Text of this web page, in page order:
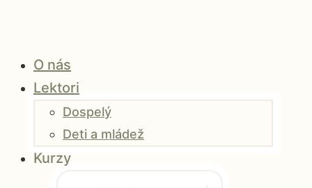
O nás
Lektori
Dospelý
Deti a mládež
Kurzy